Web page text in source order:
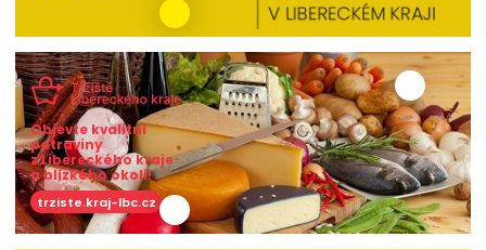
Objevte kvalitní
potraviny
z Libereckého kraje
a blízkého okolí!
trziste.kraj-lbc.cz